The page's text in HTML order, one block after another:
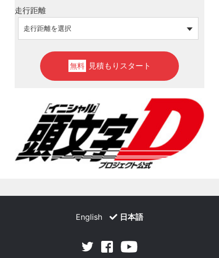
走行距離
無料 見積もりスタート
English 日本語
Twitter Facebook